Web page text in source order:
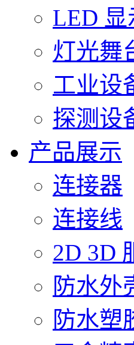
LED 显
灯光舞
工业设
探测设
产品展示
连接器
连接线
2D 3D
防水外
防水塑